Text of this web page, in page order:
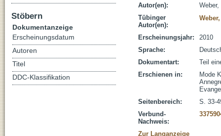
Autor(en):
Weber,
Tübinger
Autor(en):
Erscheinungsjahr:
2010
Sprache:
Dokumentart:
Teil
Erschienen in:
Mode
Seitenbereich:
S. 33-
Verbund-
Nachweis:
Zur Langanzeige
Stöbern
Dokumentanzeige
Erscheinungsdatum
Autoren
Titel
DDC-Klassifikation